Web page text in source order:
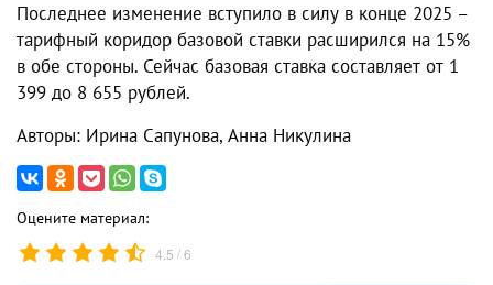
Последнее изменение вступило в силу в конце 2025 –
тарифный коридор базовой ставки расширился на 15%
в обе стороны. Сейчас базовая ставка составляет от 1
399 до 8 655 рублей.
Авторы: Ирина Сапунова, Анна Никулина
Оцените материал:
4.5 /6